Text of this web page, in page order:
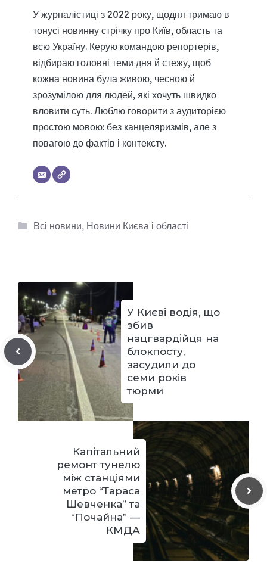
У журналістиці з 2022 року, щодня тримаю в
тонусі новинну стрічку про Київ, область та
всю Україну. Керую командою репортерів,
відбираю головні теми дня й стежу, щоб
кожна новина була живою, чесною й
зрозумілою для людей, які хочуть швидко
вловити суть. Люблю говорити з аудиторією
простою мовою: без канцеляризмів, але з
повагою до фактів і контексту.
Категорії
Всі новини, Новини Києва і області
У Києві водія, що
збив
нацгвардійця на
блокпосту,
засудили до
семи років
тюрми
Капітальний
ремонт тунелю
між станціями
метро “Тараса
Шевченка” та
“Почайна” —
КМДА